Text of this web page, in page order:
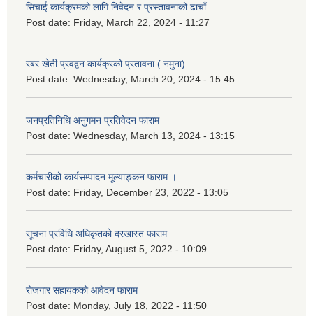
सिचाई कार्यक्रमको लागि निवेदन र प्रस्तावनाको ढाचाँ
Post date: Friday, March 22, 2024 - 11:27
रबर खेती प्रवद्वन कार्यक्रको प्रतावना ( नमुना)
Post date: Wednesday, March 20, 2024 - 15:45
जनप्रतिनिधि अनुगमन प्रतिवेदन फाराम
Post date: Wednesday, March 13, 2024 - 13:15
कर्मचारीको कार्यसम्पादन मूल्याङ्कन फाराम ।
Post date: Friday, December 23, 2022 - 13:05
सूचना प्रविधि अधिकृतको दरखास्त फाराम
Post date: Friday, August 5, 2022 - 10:09
रोजगार सहायकको आवेदन फाराम
Post date: Monday, July 18, 2022 - 11:50